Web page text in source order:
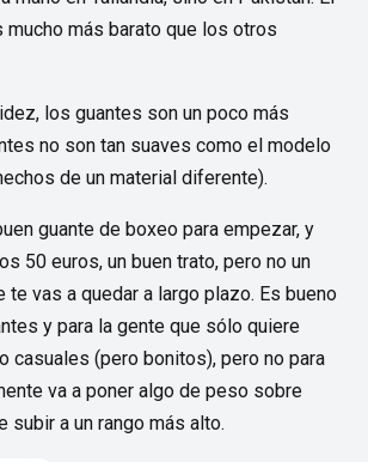
mucho más barato que los otros
los guantes son un poco más
no son tan suaves como el modelo
de un material diferente).
guante de boxeo para empezar, y
50 euros, un buen trato, pero no un
te vas a quedar a largo plazo. Es bueno
y para la gente que sólo quiere
casuales (pero bonitos), pero no para
va a poner algo de peso sobre
subir a un rango más alto.